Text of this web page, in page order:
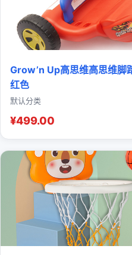
Grow’n Up高思维高思维脚
红色
默认分类
¥499.00